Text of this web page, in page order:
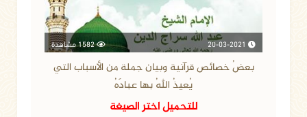
1582 مشاهدة
بعضُ خصائص قرآنية وبيان جملة من الأسباب التي
يُعيذُ اللهُ بها عبادَهُ
للتحميل اختر الصيغة